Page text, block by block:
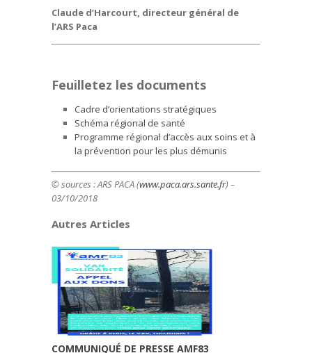
Claude d’Harcourt, directeur général de
l’ARS Paca
Feuilletez les documents
Cadre d’orientations stratégiques
Schéma régional de santé
Programme régional d’accès aux soins et à
la prévention pour les plus démunis
© sources : ARS PACA (www.paca.ars.sante.fr) –
03/10/2018
Autres Articles
COMMUNIQUÉ DE PRESSE AMF83